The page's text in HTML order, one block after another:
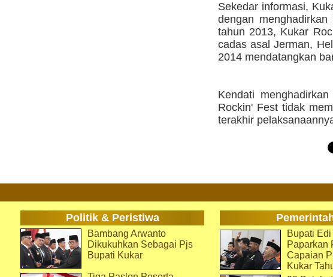
Sekedar informasi,
dengan
tahun 2013, Kukar
cadas asal Jerman,
2014 mendatangkan
Kendati
Rockin' Fest tidak
terakhir
Politik & Peristiwa
Bambang Arwanto
Dikukuhkan Sebagai Pjs
Bupati Kukar
Bupati
Paparkan
Capaian
Kukar